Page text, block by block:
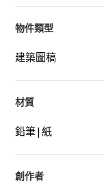
物件類型
建築圖稿
材質
鉛筆|紙
創作者